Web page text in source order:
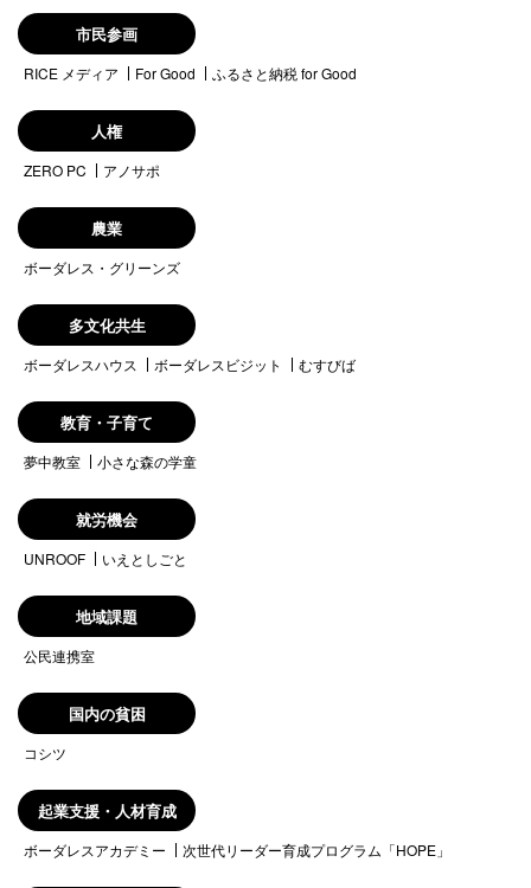
市民参画
RICE メディア For Good ふるさと納税 for Good
人権
ZERO PC アノサポ
農業
ボーダレス・グリーンズ
多文化共生
ボーダレスハウス ボーダレスビジット むすびば
教育・子育て
夢中教室 小さな森の学童
就労機会
UNROOF いえとしごと
地域課題
公民連携室
国内の貧困
コシツ
起業支援・人材育成
ボーダレスアカデミー 次世代リーダー育成プログラム「HOPE」